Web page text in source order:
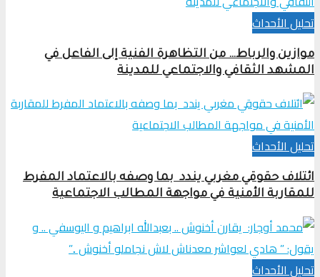
تحلیل الأحداث
موازين والرباط… من التظاهرة الفنية إلى الفاعل في
المشهد الثقافي والاجتماعي للمدينة
تحلیل الأحداث
ائتلاف حقوقي مغربي يندد بما وصفه بالاعتماد المفرط
للمقاربة الأمنية في مواجهة المطالب الاجتماعية
تحلیل الأحداث